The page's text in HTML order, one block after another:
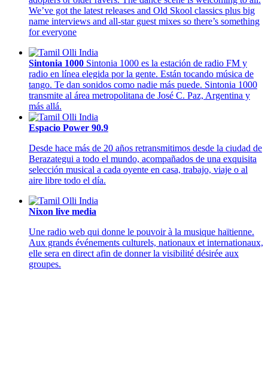
We’ve got the latest releases and Old Skool classics plus big
name interviews and all-star guest mixes so there’s something
for everyone
Sintonia 1000 Sintonia 1000 es la estación de radio FM y
radio en línea elegida por la gente. Están tocando música de
tango. Te dan sonidos como nadie más puede. Sintonia 1000
transmite al área metropolitana de José C. Paz, Argentina y
más allá.
Espacio Power 90.9
Desde hace más de 20 años retransmitimos desde la ciudad de
Berazategui a todo el mundo, acompañados de una exquisita
selección musical a cada oyente en casa, trabajo, viaje o al
aire libre todo el día.
Nixon live media
Une radio web qui donne le pouvoir à la musique haïtienne.
Aux grands événements culturels, nationaux et internationaux,
elle sera en direct afin de donner la visibilité désirée aux
groupes.